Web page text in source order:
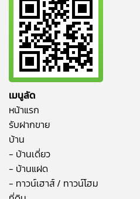
เมนูลัด
หน้าแรก
รับฝากขาย
บ้าน
- บ้านเดี่ยว
- บ้านแฝด
- ทาวน์เฮาส์ / ทาวน์โฮม